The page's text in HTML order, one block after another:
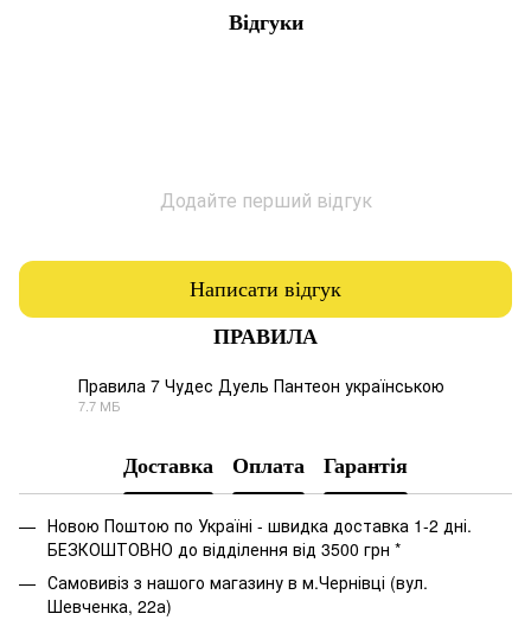
Відгуки
Додайте перший відгук
Написати відгук
ПРАВИЛА
Правила 7 Чудес Дуель Пантеон українською
7.7 МБ
Доставка Оплата Гарантія
Новою Поштою по Україні - швидка доставка 1-2 дні.
БЕЗКОШТОВНО до відділення від 3500 грн *
Самовивіз з нашого магазину в м.Чернівці (вул.
Шевченка, 22а)